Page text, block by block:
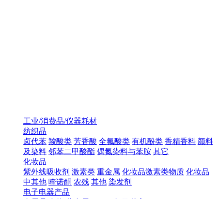
工业/消费品/仪器耗材
纺织品
卤代苯 羧酸类 芳香酸 全氟酸类 有机酚类 香精香料 颜料
及染料 邻苯二甲酸酯 偶氮染料与苯胺 其它
化妆品
紫外线吸收剂 激素类 重金属 化妆品激素类物质 化妆品
中其他 喹诺酮 农残 其他 染发剂
电子电器产品